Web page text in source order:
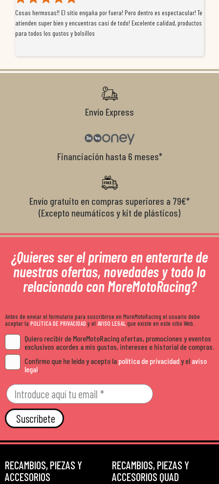
Cosas hermosas!! El sitio engaña por fuera! Pero dentro es espectacular! Te
atienden super bien y encuentras casi de todo! Excelente calidad, productos
para todos los gustos y bolsillos
Envío Express
Financiación hasta 6 meses*
Envío gratuito en compras superiores a 79€*
(Excepto neumáticos y kit de plásticos)
¿Quieres ser el primero en enterarte de
nuestras ofertas, novedades y todo lo
relacionado con MoreMotoRacing?
Antes de enviar el formulario para suscribirse en MoreMotoRacing el usuario debe
aceptar la POLÍTICA DE PRIVACIDADy el AVISO LEGALque existe en este sitio Web.
Quiero recibir de MoreMotoRacing ofertas, promociones y eventos
exclusivos acordes a mis gustos, intereses e historial de compras.
Confirmo que he leído y acepto la política de privacidady el aviso
legal
Suscríbete
RECAMBIOS, PIEZAS Y
ACCESORIOS
RECAMBIOS, PIEZAS Y
ACCESORIOS QUAD